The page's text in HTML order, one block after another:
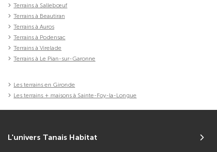
Terrains à Sallebœuf
Terrains à Beautiran
Terrains à Auros
Terrains à Podensac
Terrains à Virelade
Terrains à Le Pian-sur-Garonne
Les terrains en Gironde
Les terrains + maisons à Sainte-Foy-la-Longue
L'univers Tanais Habitat